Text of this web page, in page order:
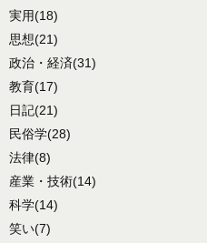
実用(18)
思想(21)
政治・経済(31)
教育(17)
日記(21)
民俗学(28)
法律(8)
産業・技術(14)
科学(14)
笑い(7)